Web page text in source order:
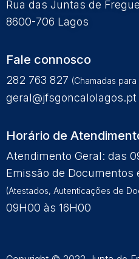
Rua das Juntas de
8600-706 Lagos
Fale connosco
282 763 827 (Chamadas
geral@jfsgoncalolagos.pt
Horário de
Atendimento Geral: das
Emissão de Documentos
(Atestados, Autenticações de
09H00 às 16H00